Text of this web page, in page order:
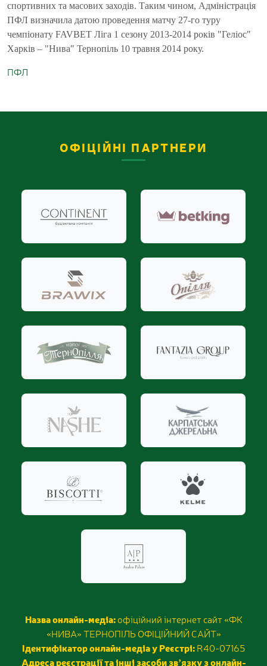
спортивних та масових заходів. Таким чином, Адміністрація
ПФЛ визначила датою проведення матчу 27-го туру
чемпіонату FAVBET Ліга 1 сезону 2013-2014 років "Геліос"
Харків – "Нива" Тернопіль 10 травня 2014 року.
ПФЛ
ОФІЦІЙНІ ПАРТНЕРИ
Назва онлайн-медіа:офіційний інтернет сайт «ФК
«НИВА» ТЕРНОПІЛЬ ОФІЦІЙНИЙ САЙТ»
Ідентифікатор онлайн-медіа у Реєстрі:R40-07165
Адреса реєстрації та інші засоби звʼязку з онлайн-